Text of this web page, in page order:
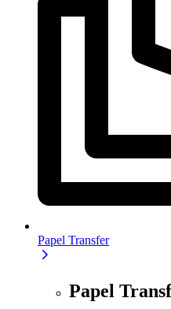
Papel Transfer
Papel